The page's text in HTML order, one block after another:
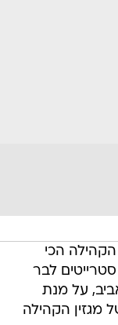
הכי
לבר
על מנת
מגזין הקהילה